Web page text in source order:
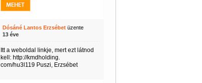
Dósáné Lantos Erzsébetüzente
13 éve
Itt a weboldal linkje, mert ezt látnod
kell: http://kmdholding.
com/hu3l119 Puszi, Erzsébet